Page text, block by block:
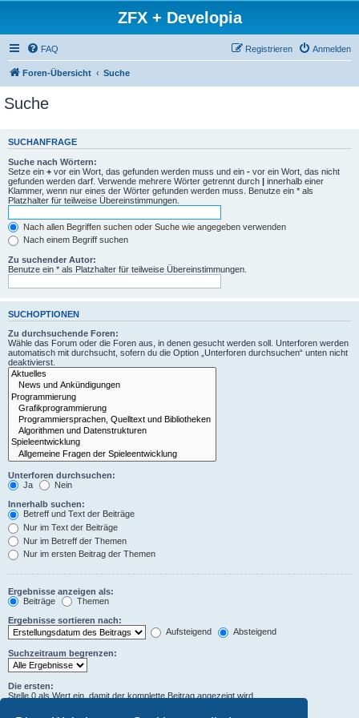
ZFX + Developia
FAQ Anmelden
Registrieren
Foren-Übersicht Suche
Suche
SUCHANFRAGE
Suche nach Wörtern:
Setze ein + vor ein Wort, das gefunden werden muss und ein - vor ein Wort, das nicht
gefunden werden darf. Verwende mehrere Wörter getrennt durch | innerhalb einer
Klammer, wenn nur eines der Wörter gefunden werden muss. Benutze ein * als
Platzhalter für teilweise Übereinstimmungen.
Nach allen Begriffen suchen oder Suche wie angegeben verwenden
Nach einem Begriff suchen
Zu suchender Autor:
Benutze ein * als Platzhalter für teilweise Übereinstimmungen.
SUCHOPTIONEN
Zu durchsuchende Foren:
Wähle das Forum oder die Foren aus, in denen gesucht werden soll. Unterforen werden
automatisch mit durchsucht, sofern du die Option „Unterforen durchsuchen“ unten nicht
deaktivierst.
Unterforen durchsuchen:
Ja
Nein
Innerhalb suchen:
Betreff und Text der Beiträge
Nur im Text der Beiträge
Nur im Betreff der Themen
Nur im ersten Beitrag der Themen
Ergebnisse anzeigen als:
Beiträge
Themen
Ergebnisse sortieren nach:
Aufsteigend
Absteigend
Suchzeitraum begrenzen:
Die ersten:
Stelle 0 als Wert ein, damit der komplette Beitrag angezeigt wird.